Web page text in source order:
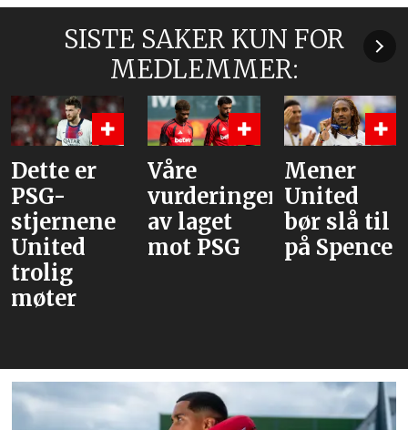
SISTE SAKER KUN FOR
MEDLEMMER:
Dette er
PSG-
stjernene
United
trolig
møter
Våre
vurderinger
av laget
mot PSG
Mener
United
bør slå til
på Spence